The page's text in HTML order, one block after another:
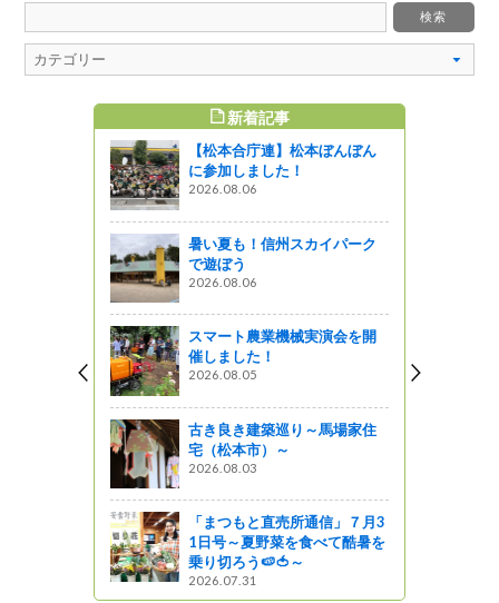
新着記事
【松本合庁連】松本ぼんぼん
に参加しました！
2026.08.06
暑い夏も！信州スカイパーク
で遊ぼう
2026.08.06
スマート農業機械実演会を開
催しました！
2026.08.05
古き良き建築巡り～馬場家住
宅（松本市）～
2026.08.03
「まつもと直売所通信」７月3
1日号～夏野菜を食べて酷暑を
乗り切ろう🍉🍅～
2026.07.31